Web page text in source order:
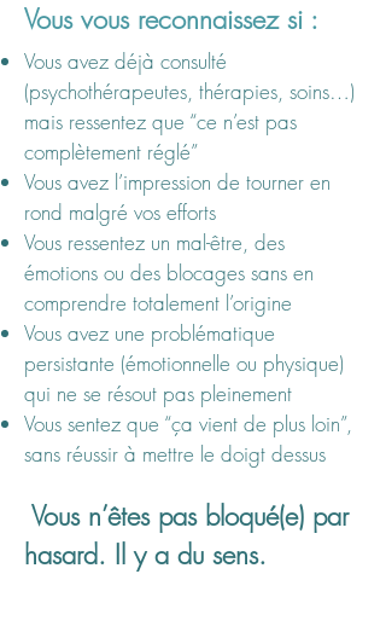
Vous vousreconnaissez si :
Vous avez déjà consulté
(psychothérapeutes, thérapies, soins…)
mais ressentez que “ce n’est pas
complètement réglé”
Vous avez l’impression de tourner en
rond malgré vos efforts
Vous ressentez un mal-être, des
émotions ou des blocages sans en
comprendre totalement l’origine
Vous avez une problématique
persistante (émotionnelle ou physique)
qui ne se résout pas pleinement
Vous sentez que “ça vient de plus loin”,
sans réussir à mettre le doigt dessus
Vous n’êtes pas bloqué(e) par
hasard. Il y a du sens.